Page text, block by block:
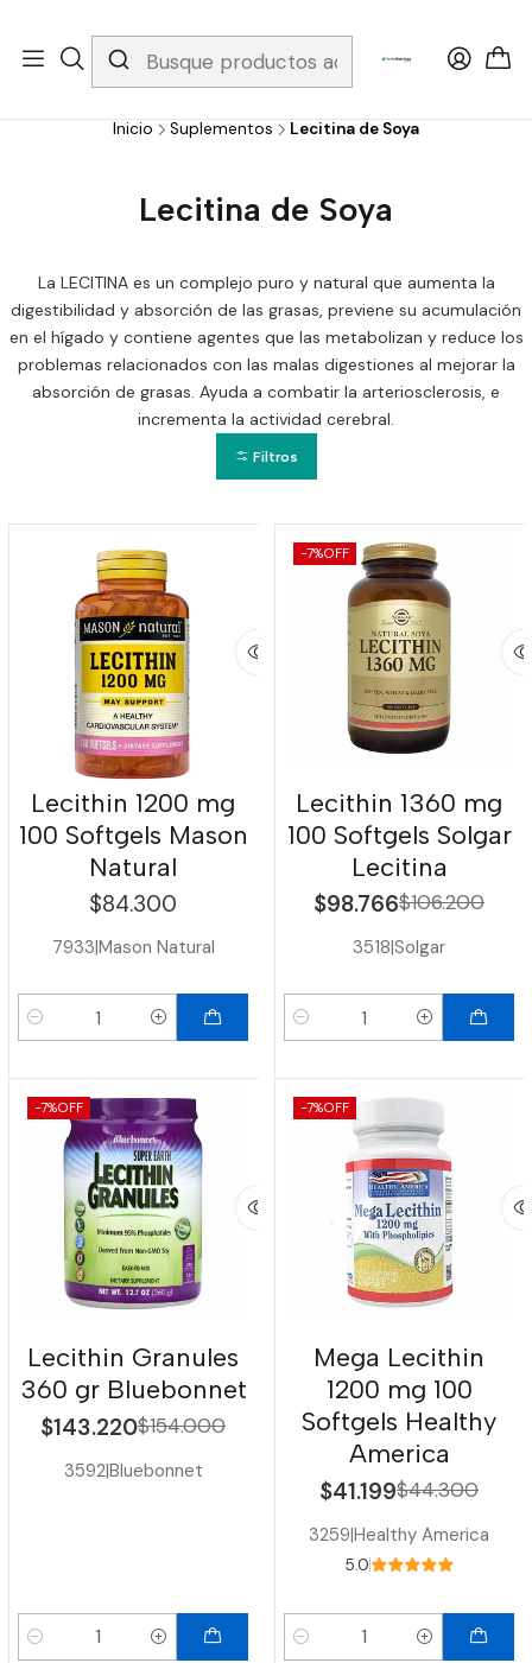
Whatsapp 3229079958/ Fijo 6019251796 / Envios a todo el país y
gratis apartir de 199.000!
Inicio Suplementos Lecitina de Soya
Lecitina de Soya
La LECITINA es un complejo puro y natural que aumenta la
digestibilidad y absorción de las grasas, previene su acumulación
en el hígado y contiene agentes que las metabolizan y reduce los
problemas relacionados con las malas digestiones al mejorar la
absorción de grasas. Ayuda a combatir la arteriosclerosis, e
incrementa la actividad cerebral.
Filtros
Lecithin 1200 mg
100 Softgels Mason
Natural
$84.300
7933|Mason Natural
Cantidad
-7%OFF
Lecithin 1360 mg
100 Softgels Solgar
Lecitina
$98.766$106.200
3518|Solgar
Cantidad
-7%OFF
Lecithin Granules
360 gr Bluebonnet
$143.220$154.000
3592|Bluebonnet
Cantidad
-7%OFF
Mega Lecithin
1200 mg 100
Softgels Healthy
America
$41.199$44.300
3259|Healthy America
5.0
Cantidad